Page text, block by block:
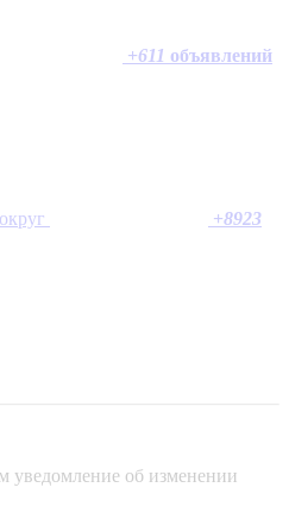
+611 объявлений
+8923
уведомление об изменении